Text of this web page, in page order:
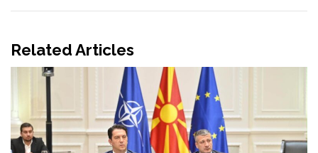
Related Articles